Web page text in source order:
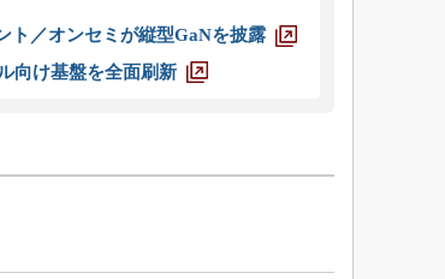
ト／オンセミが縦型GaNを披露
向け基盤を全面刷新